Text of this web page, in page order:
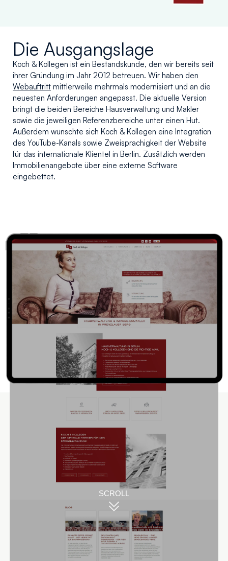
Die Ausgangslage
Koch & Kollegen ist ein Bestandskunde, den wir bereits seit
ihrer Gründung im Jahr 2012 betreuen. Wir haben den
Webauftritt mittlerweile mehrmals modernisiert und an die
neuesten Anforderungen angepasst. Die aktuelle Version
bringt die beiden Bereiche Hausverwaltung und Makler
sowie die jeweiligen Referenzbereiche unter einen Hut.
Außerdem wünschte sich Koch & Kollegen eine Integration
des YouTube-Kanals sowie Zweisprachigkeit der Website
für das internationale Klientel in Berlin. Zusätzlich werden
Immobilienangebote über eine externe Software
eingebettet.
SCROLL
Unsere Lösungen
Mit Beginn unserer Zusammenarbeit haben wir für Koch &
Kollegen das Logo und Corporate Design komplett neu
erstellt und seitdem nur minimal überarbeitet. Das in
dunkelgrau und dunkelrot gehaltene ist zeitlos und elegant
und bietet mittlerweile Wiedererkennungswert in den
Straßen der Stadt, wozu auch die von uns designte
Fensterbeschriftung der Büroräume sowie die
Fahrzeugbeschriftung der Geschäftswagenbeitragen. Wir
haben die Website von Grund auf konzeptioniert,
übersichtliche Menüs und Untermenüs erstellt, um die